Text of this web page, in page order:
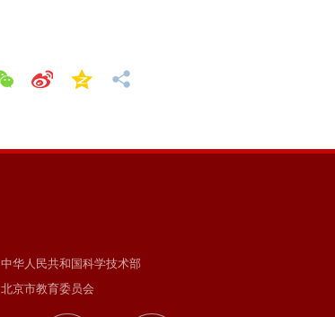
中华人民共和国科学技术部
北京市教育委员会